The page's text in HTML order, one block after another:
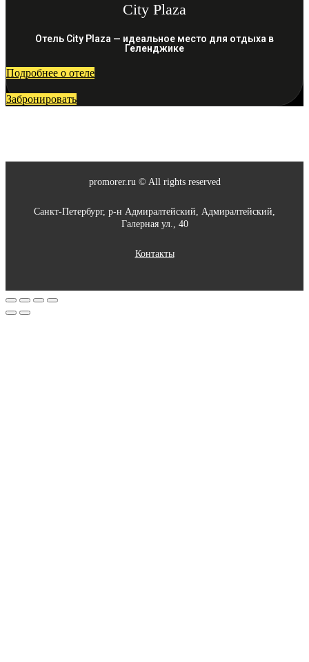
City Plaza
Отель City Plaza — идеальное место для отдыха в
Геленджике
Подробнее о отеле
Забронировать
promorer.ru © All rights reserved
Санкт-Петербург, р-н Адмиралтейский, Адмиралтейский,
Галерная ул., 40
Контакты